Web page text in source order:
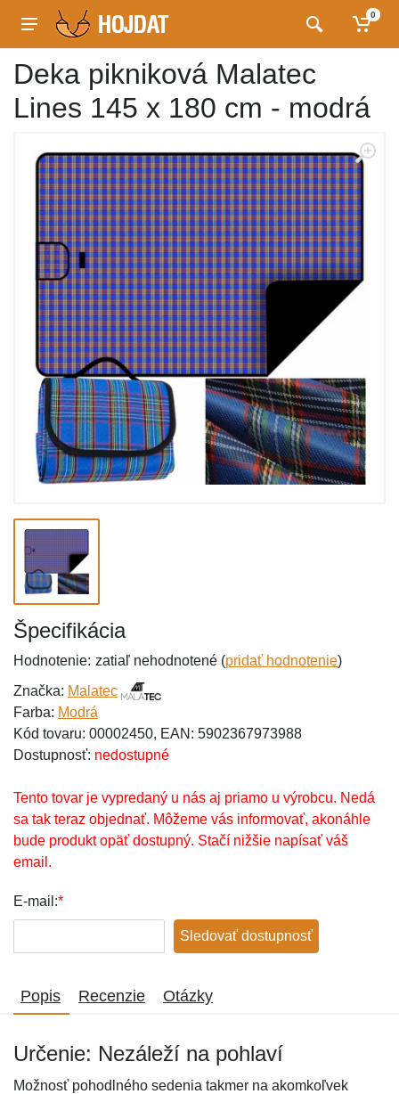
0
Deka pikniková Malatec
Lines 145 x 180 cm - modrá
Špecifikácia
Hodnotenie: zatiaľ nehodnotené (pridať hodnotenie)
Značka: Malatec
Farba: Modrá
Kód tovaru: 00002450, EAN: 5902367973988
Dostupnosť: nedostupné
Tento tovar je vypredaný u nás aj priamo u výrobcu. Nedá
sa tak teraz objednať. Môžeme vás informovať, akonáhle
bude produkt opäť dostupný. Stačí nižšie napísať váš
email.
E-mail:*
Sledovať dostupnosť
Popis Recenzie Otázky
Určenie: Nezáleží na pohlaví
Možnosť pohodlného sedenia takmer na akomkoľvek